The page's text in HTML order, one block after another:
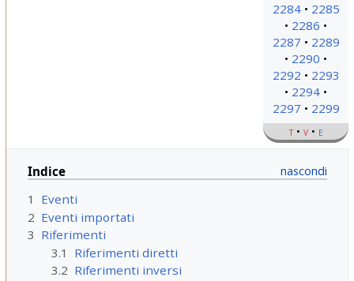
2284
2285
2286
2287
2289
2290
2292
2293
2294
2297
2299
t v e
Indice
1
Eventi
2 Eventi importati
3 Riferimenti
3.1
Riferimenti diretti
3.2 Riferimenti inversi